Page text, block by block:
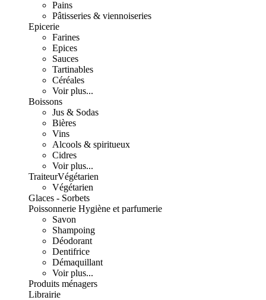
Pains
Pâtisseries & viennoiseries
Epicerie
Farines
Epices
Sauces
Tartinables
Céréales
Voir plus...
Boissons
Jus & Sodas
Bières
Vins
Alcools & spiritueux
Cidres
Voir plus...
TraiteurVégétarien
Végétarien
Glaces - Sorbets
Poissonnerie Hygiène et parfumerie
Savon
Shampoing
Déodorant
Dentifrice
Démaquillant
Voir plus...
Produits ménagers
Librairie